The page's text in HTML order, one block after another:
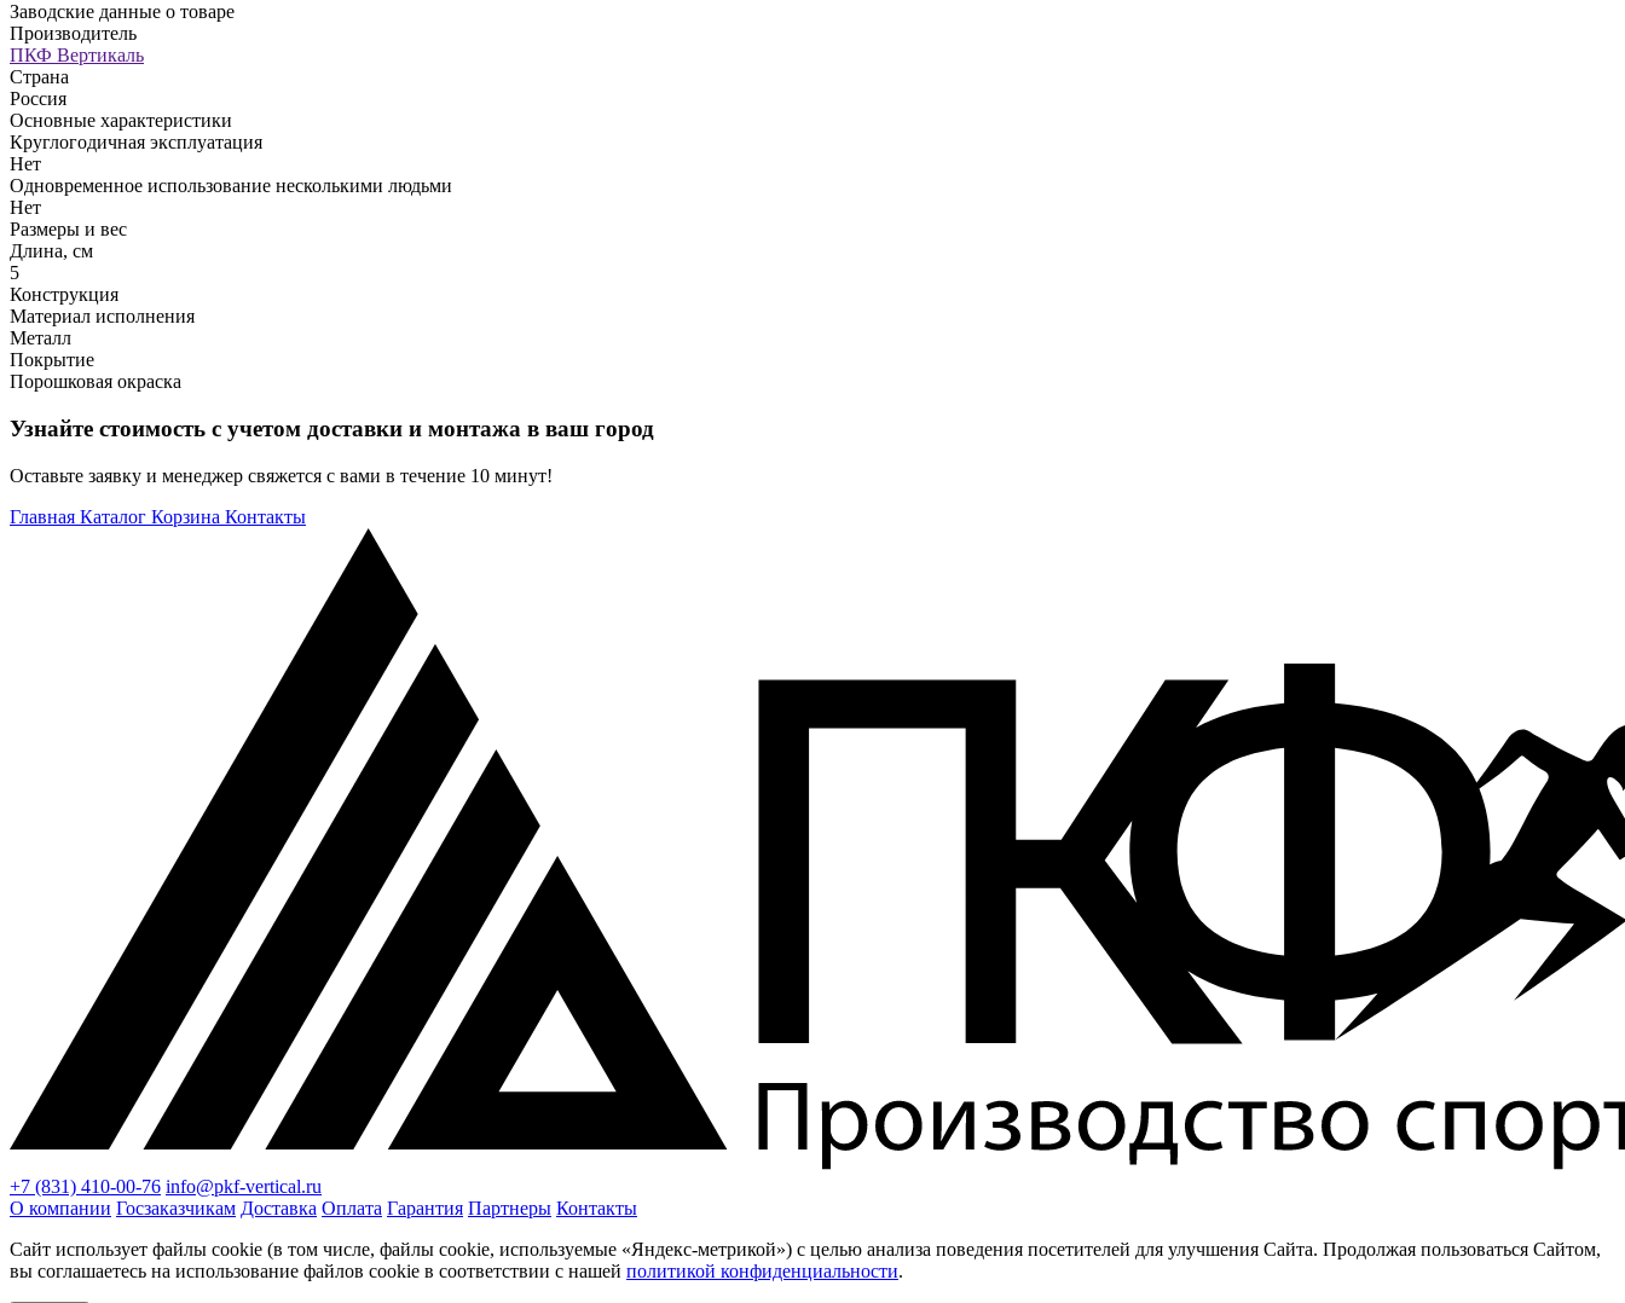
Заводские данные о товаре
Производитель
ПКФ Вертикаль
Страна
Россия
Основные характеристики
Круглогодичная эксплуатация
Нет
Одновременное использование несколькими людьми
Нет
Размеры и вес
Длина, см
5
Конструкция
Материал исполнения
Металл
Покрытие
Порошковая окраска
Узнайте стоимость с учетом доставки и монтажа в ваш город
Оставьте заявку и менеджер свяжется с вами в течение 10 минут!
Главная Каталог Корзина Контакты
+7 (831) 410-00-76 info@pkf-vertical.ru
О компании Госзаказчикам Доставка Оплата Гарантия Партнеры Контакты
Сайт использует файлы cookie (в том числе, файлы cookie, используемые «Яндекс-метрикой») с целью анализа поведения посетителей для улучшения Сайта. Продолжая пользоваться Сайтом,
вы соглашаетесь на использование файлов cookie в соответствии с нашей политикой конфиденциальности.